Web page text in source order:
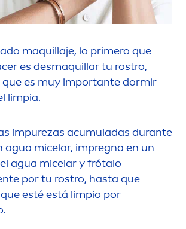
maquillaje, lo primero que
es desmaquillar tu rostro,
que es muy importante dormir
limpia.
impurezas acumuladas durante
agua micelar, impregna en un
agua micelar y frótalo
te por tu rostro, hasta que
esté está limpio por